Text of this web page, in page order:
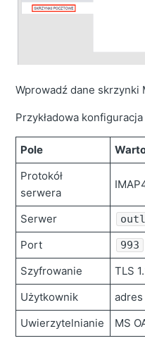
Wprowadź dane skrzynki
Przykładowa
Pole
Protokół
serwera
Serwer
Port 993
Szyfrowanie
TLS
Użytkownik
Uwierzytelnianie
MS